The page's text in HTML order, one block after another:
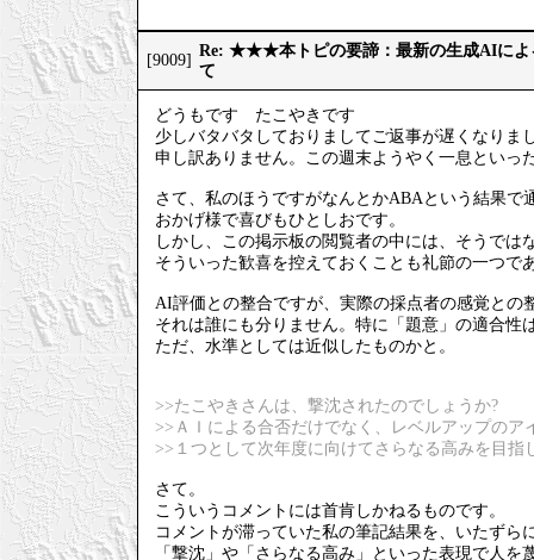
[9009]
Re: ★★★本トピの要諦：最新の生成AIによ
て
どうもです たこやきです
少しバタバタしておりましてご返事が遅くなりま
申し訳ありません。この週末ようやく一息といっ
さて、私のほうですがなんとかABAという結果で
おかげ様で喜びもひとしおです。
しかし、この掲示板の閲覧者の中には、そうでは
そういった歓喜を控えておくことも礼節の一つで
AI評価との整合ですが、実際の採点者の感覚との
それは誰にも分りません。特に「題意」の適合性
ただ、水準としては近似したものかと。
>>たこやきさんは、撃沈されたのでしょうか?
>>ＡＩによる合否だけでなく、レベルアップのア
>>１つとして次年度に向けてさらなる高みを目指
さて。
こういうコメントには首肯しかねるものです。
コメントが滞っていた私の筆記結果を、いたずら
「撃沈」や「さらなる高み」といった表現で人を